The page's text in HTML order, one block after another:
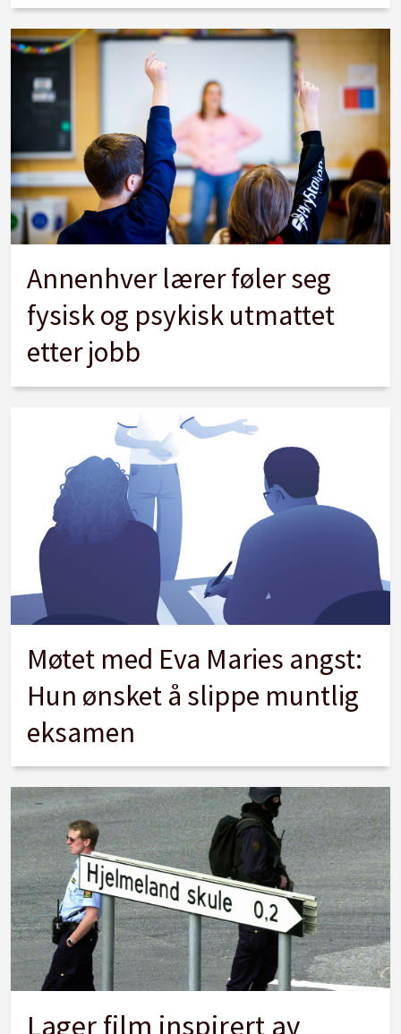
Annenhver lærer føler seg
fysisk og psykisk utmattet
etter jobb
Møtet med Eva Maries angst:
Hun ønsket å slippe muntlig
eksamen
Lager film inspirert av